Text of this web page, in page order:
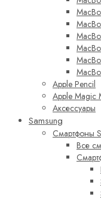
Apple Pencil
Apple Magic
Аксессуары
Samsung
Смартфоны
Все